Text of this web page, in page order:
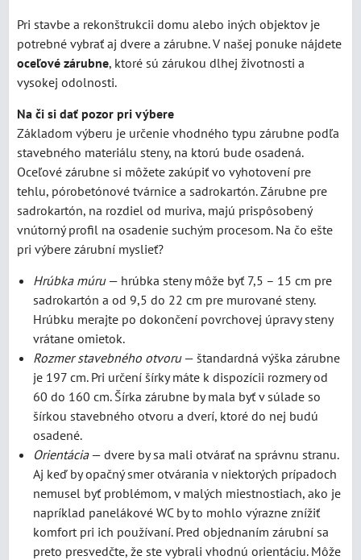
Pri stavbe a rekonštrukcii domu alebo iných objektov je
potrebné vybrať aj dvere a zárubne. V našej ponuke nájdete
oceľové zárubne, ktoré sú zárukou dlhej životnosti a
vysokej odolnosti.
Na či si dať pozor pri výbere
Základom výberu je určenie vhodného typu zárubne podľa
stavebného materiálu steny, na ktorú bude osadená.
Oceľové zárubne si môžete zakúpiť vo vyhotovení pre
tehlu, pórobetónové tvárnice a sadrokartón. Zárubne pre
sadrokartón, na rozdiel od muriva, majú prispôsobený
vnútorný profil na osadenie suchým procesom. Na čo ešte
pri výbere zárubní myslieť?
Hrúbka múru— hrúbka steny môže byť 7,5 – 15 cm pre
sadrokartón a od 9,5 do 22 cm pre murované steny.
Hrúbku merajte po dokončení povrchovej úpravy steny
vrátane omietok.
Rozmer stavebného otvoru— štandardná výška zárubne
je 197 cm. Pri určení šírky máte k dispozícii rozmery od
60 do 160 cm. Šírka zárubne by mala byť v súlade so
šírkou stavebného otvoru a dverí, ktoré do nej budú
osadené.
Orientácia— dvere by sa mali otvárať na správnu stranu.
Aj keď by opačný smer otvárania v niektorých prípadoch
nemusel byť problémom, v malých miestnostiach, ako je
napríklad panelákové WC by to mohlo výrazne znížiť
komfort pri ich používaní. Pred objednaním zárubní sa
preto presvedčte, že ste vybrali vhodnú orientáciu. Môže